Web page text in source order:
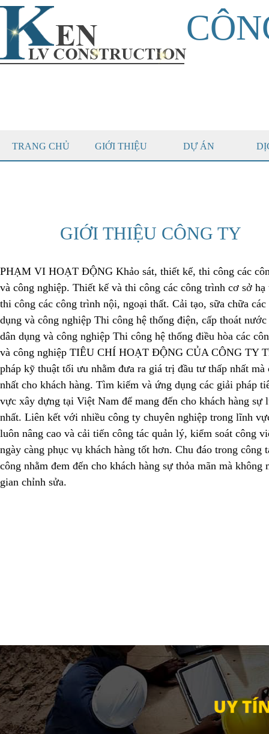
TRANG CHỦ GIỚI THIỆU DỰ ÁN
GIỚI THIỆU CÔNG TY
PHẠM VI HOẠT ĐỘNG Khảo sát, thiết kế, thi công các
và công nghiệp. Thiết kế và thi công các công trình cơ sở
thi công các công trình nội, ngoại thất. Cải tạo, sữa chữa
dụng và công nghiệp Thi công hệ thống điện, cấp thoát
dân dụng và công nghiệp Thi công hệ thống điều hòa các
và công nghiệp TIÊU CHÍ HOẠT ĐỘNG CỦA CÔNG TY
pháp kỹ thuật tối ưu nhằm đưa ra giá trị đầu tư thấp nhất
nhất cho khách hàng. Tìm kiếm và ứng dụng các giải pháp
vực xây dựng tại Việt Nam để mang đến cho khách hàng sự
nhất. Liên kết với nhiều công ty chuyên nghiệp trong lĩnh
luôn nâng cao và cải tiến công tác quản lý, kiểm soát công
ngày càng phục vụ khách hàng tốt hơn. Chu đáo trong công
công nhằm đem đến cho khách hàng sự thỏa mãn mà không
gian chỉnh sửa.